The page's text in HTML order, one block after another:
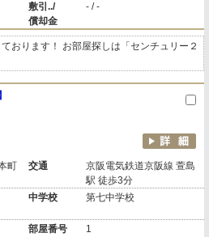
敷引../
償却金
- / -
おります！ お部屋探しは「センチュリー２
町 交通
京阪電気鉄道京阪線 萱島
駅 徒歩3分
中学校 第七中学校
部屋番号 1